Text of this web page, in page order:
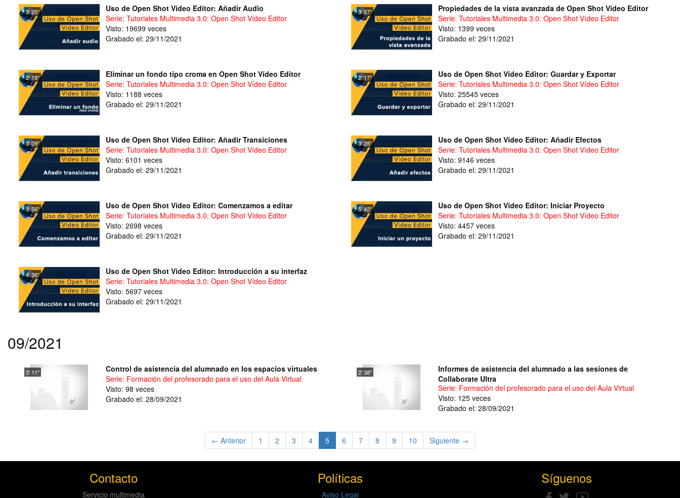
3' 25''
Uso de Open Shot Vídeo Editor: Añadir Audio
Serie: Tutoriales Multimedia 3.0: Open Shot Vídeo Editor
Visto: 19699 veces
Grabado el: 29/11/2021
3' 57''
Propiedades de la vista avanzada de Open Shot Vídeo Editor
Serie: Tutoriales Multimedia 3.0: Open Shot Vídeo Editor
Visto: 1399 veces
Grabado el: 29/11/2021
2' 18''
Eliminar un fondo tipo croma en Open Shot Vídeo Editor
Serie: Tutoriales Multimedia 3.0: Open Shot Vídeo Editor
Visto: 1188 veces
Grabado el: 29/11/2021
2' 17''
Uso de Open Shot Vídeo Editor: Guardar y Exportar
Serie: Tutoriales Multimedia 3.0: Open Shot Vídeo Editor
Visto: 25545 veces
Grabado el: 29/11/2021
3' 09''
Uso de Open Shot Vídeo Editor: Añadir Transiciones
Serie: Tutoriales Multimedia 3.0: Open Shot Vídeo Editor
Visto: 6101 veces
Grabado el: 29/11/2021
3' 28''
Uso de Open Shot Vídeo Editor: Añadir Efectos
Serie: Tutoriales Multimedia 3.0: Open Shot Vídeo Editor
Visto: 9146 veces
Grabado el: 29/11/2021
3' 56''
Uso de Open Shot Vídeo Editor: Comenzamos a editar
Serie: Tutoriales Multimedia 3.0: Open Shot Vídeo Editor
Visto: 2698 veces
Grabado el: 29/11/2021
5' 42''
Uso de Open Shot Vídeo Editor: Iniciar Proyecto
Serie: Tutoriales Multimedia 3.0: Open Shot Vídeo Editor
Visto: 4457 veces
Grabado el: 29/11/2021
4' 36''
Uso de Open Shot Vídeo Editor: Introducción a su interfaz
Serie: Tutoriales Multimedia 3.0: Open Shot Vídeo Editor
Visto: 5697 veces
Grabado el: 29/11/2021
09/2021
3' 11''
Control de asistencia del alumnado en los espacios virtuales
Serie: Formación del profesorado para el uso del Aula Virtual
Visto: 98 veces
Grabado el: 28/09/2021
2' 38''
Informes de asistencia del alumnado a las sesiones de
Collaborate Ultra
Serie: Formación del profesorado para el uso del Aula Virtual
Visto: 125 veces
Grabado el: 28/09/2021
← Anterior 1 2 3 4 5(current)
6 7 8 9 10 Siguiente →
Contacto
Servicio multimedia
Políticas
Aviso Legal
Síguenos